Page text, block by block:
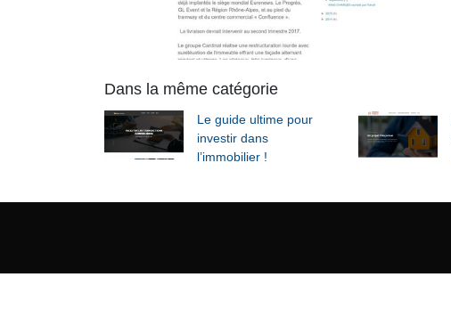
Dans la même catégorie
Le guide ultime pour
investir dans
l’immobilier !